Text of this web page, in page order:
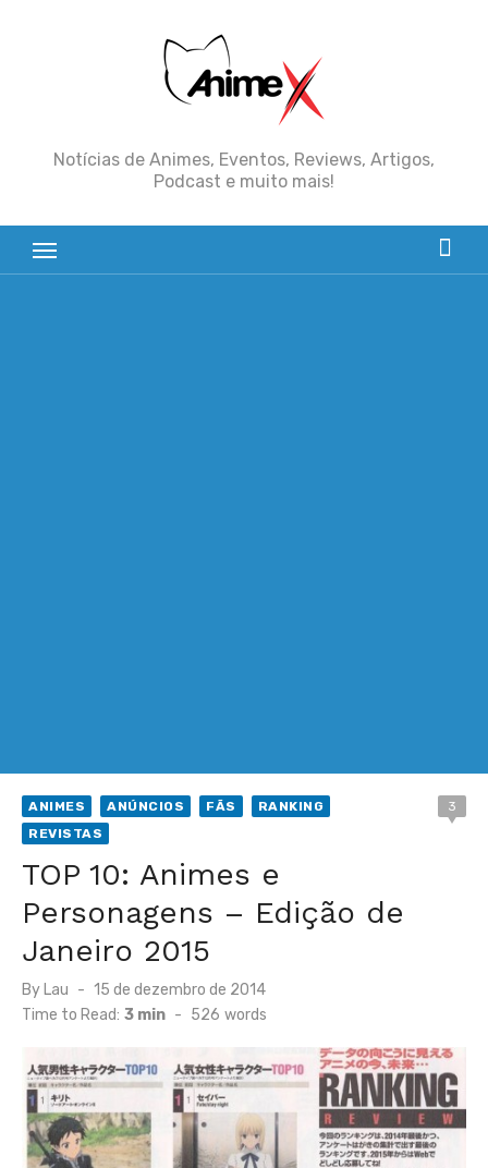
Notícias de Animes, Eventos, Reviews, Artigos,
Podcast e muito mais!
ANIMES ANÚNCIOS FÃS
RANKING
REVISTAS
3
TOP 10: Animes e
Personagens – Edição de
Janeiro 2015
By Lau
Posted
on
15 de dezembro de 2014
Time to Read: 3 min - 526 words